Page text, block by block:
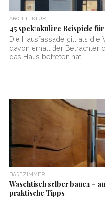
ARCHITEKTUR
45 spektakuläre Beispiele
Die Hausfassade gilt als die
davon erhält der Betrachter
das Haus betreten hat....
BADEZIMMER
Waschtisch selber bauen –
praktische Tipps